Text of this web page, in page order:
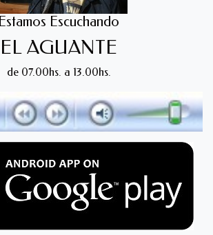
Estamos Escuchando
EL AGUANTE
de 07.00hs. a 13.00hs.